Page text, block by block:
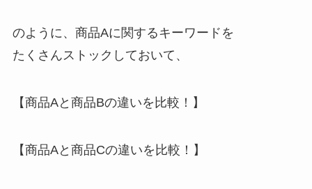
のように、商品Aに関するキーワードを
たくさんストックしておいて、
【商品Aと商品Bの違いを比較！】
【商品Aと商品Cの違いを比較！】